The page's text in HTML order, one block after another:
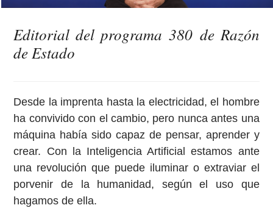
Editorial del programa 380 de Razón
de Estado
Desde la imprenta hasta la electricidad, el hombre
ha convivido con el cambio, pero nunca antes una
máquina había sido capaz de pensar, aprender y
crear. Con la Inteligencia Artificial estamos ante
una revolución que puede iluminar o extraviar el
porvenir de la humanidad, según el uso que
hagamos de ella.